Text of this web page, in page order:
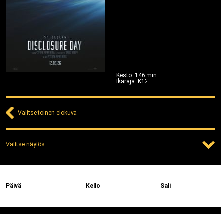
Kesto: 146 min
Ikäraja: K12
Valitse toinen elokuva
Valitse näytös
Päivä Kello Sali